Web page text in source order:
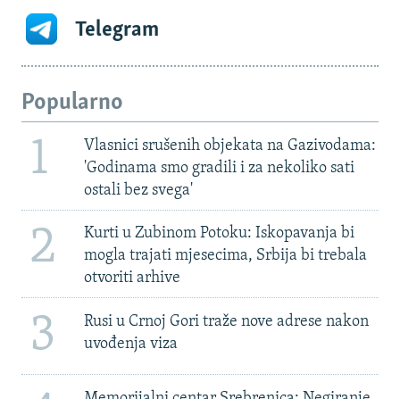
Telegram
Popularno
1
Vlasnici srušenih objekata na Gazivodama:
'Godinama smo gradili i za nekoliko sati
ostali bez svega'
2
Kurti u Zubinom Potoku: Iskopavanja bi
mogla trajati mjesecima, Srbija bi trebala
otvoriti arhive
3
Rusi u Crnoj Gori traže nove adrese nakon
uvođenja viza